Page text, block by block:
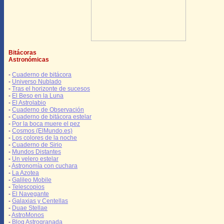
Bitácoras
Astronómicas
- Cuaderno de bitácora
- Universo Nublado
- Tras el horizonte de sucesos
- El Beso en la Luna
- El Astrolabio
- Cuaderno de Observación
- Cuaderno de bitácora estelar
- Por la boca muere el pez
- Cosmos (ElMundo.es)
- Los colores de la noche
- Cuaderno de Sirio
- Mundos Distantes
- Un velero estelar
-Astronomía con cuchara
- La Azotea
- Galileo Mobile
- Telescopios
- El Navegante
- Galaxias y Centellas
- Duae Stellae
-AstroMonos
- Blog Astrogranada